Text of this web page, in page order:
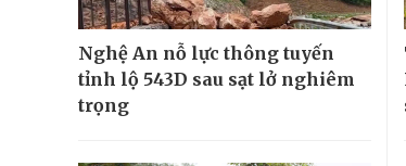
Nghệ An nỗ lực thông tuyến
tỉnh lộ 543D sau sạt lở nghiêm
trọng